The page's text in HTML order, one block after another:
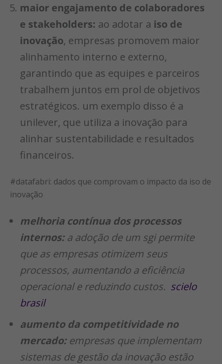
maior engajamento de colaboradores
e stakeholders: ao adotar a iso de
inovação, empresas promovem maior
alinhamento interno e externo,
garantindo que as equipes e parceiros
trabalhem juntos em prol de objetivos
estratégicos. um exemplo disso é a
unilever, que utiliza a inovação para
alinhar sustentabilidade e resultados
financeiros.
#datafabri: dados que comprovam o impacto da iso de
inovação
melhoria contínua dos processos
internos:a adoção de um sgi permite
que as empresas otimizem seus
processos, aumentando a eficiência
operacional e reduzindo custos. scielo
brasil
aumento da competitividade no
mercado:empresas que implementam
sistemas de gestão da inovação estão